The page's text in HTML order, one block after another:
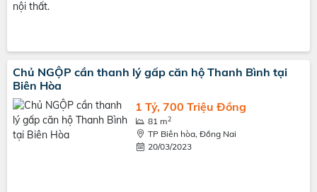
Chủ NGỘP cần thanh lý gấp căn hộ Thanh Bình tại
Biên Hòa
1 Tỷ, 700 Triệu Đồng
81 m2
TP Biên hòa, Đồng Nai
20/03/2023